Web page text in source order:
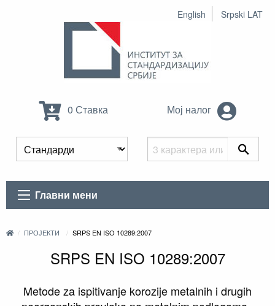
English Srpski LAT
0 Ставка Мој налог
Главни мени
ПРОЈЕКТИ SRPS EN ISO 10289:2007
SRPS EN ISO 10289:2007
Metode za ispitivanje korozije metalnih i drugih